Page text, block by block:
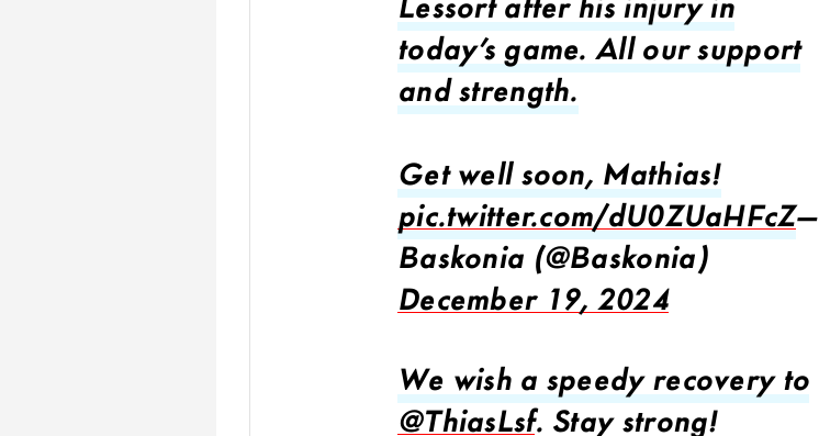
Lessort after his injury in
today's game. All our support
and strength.
Get well soon, Mathias!
pic.twitter.com/dU0ZUaHFcZ—
Baskonia (@Baskonia)
December 19, 2024
We wish a speedy recovery to
@ThiasLsf . Stay strong!